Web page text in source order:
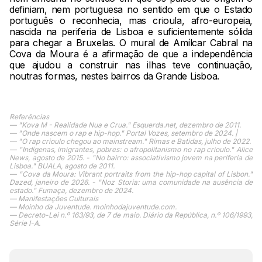
definiam, nem portuguesa no sentido em que o Estado
português o reconhecia, mas crioula, afro-europeia,
nascida na periferia de Lisboa e suficientemente sólida
para chegar a Bruxelas. O mural de Amílcar Cabral na
Cova da Moura é a afirmação de que a independência
que ajudou a construir nas ilhas teve continuação,
noutras formas, nestes bairros da Grande Lisboa.
Referências
— "Kova M - Realidade Nua e Crua." Esquerda.net, dezembro de 2011.
— "Onde nascem o rap e hip-hop." Portal Vozes, setembro de 2024. |
— "O rap crioulo chegou ao mainstream." Rimas e Batidas, julho de 2022.
— "Indígenas, imigrantes, pobres: o afropolitanismo no rap crioulo." Alice
News, agosto de 2015. - "No bairro: associativismo jovem na periferia de
Lisboa." BUALA, agosto de 2011.
— "Cova da Moura: Vibrant portraits from the hip-hop capital of Lisbon."
Dazed, janeiro de 2026. - "Noz Storia: uma comunidade na ausência de
estado." Fumaça, dezembro de 2024.
— Manifestações Culturais
— Moinho da Juventude. moinhodajuventude.com.
— Decreto-Lei n.º 163/93, de 7 de maio. Diário da República, n.º 106/1993,
Série I-A.